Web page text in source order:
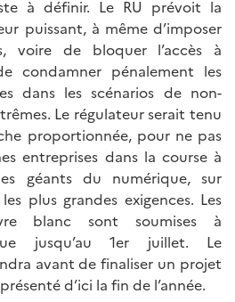
à définir. Le RU prévoit la
puissant, à même d’imposer
voire de bloquer l’accès à
condamner pénalement les
dans les scénarios de non-
Le régulateur serait tenu
proportionnée, pour ne pas
entreprises dans la course à
géants du numérique, sur
plus grandes exigences. Les
blanc sont soumises à
jusqu’au 1er juillet. Le
avant de finaliser un projet
d’ici la fin de l’année.